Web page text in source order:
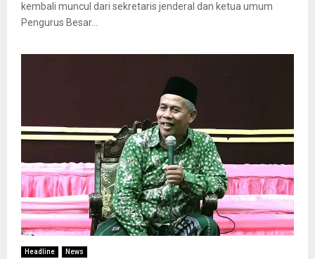
kembali muncul dari sekretaris jenderal dan ketua umum
Pengurus Besar...
Headline News